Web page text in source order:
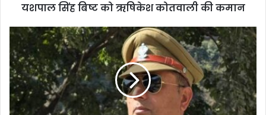
यशपाल सिंह बिष्ट को ऋषिकेश कोतवाली की कमान